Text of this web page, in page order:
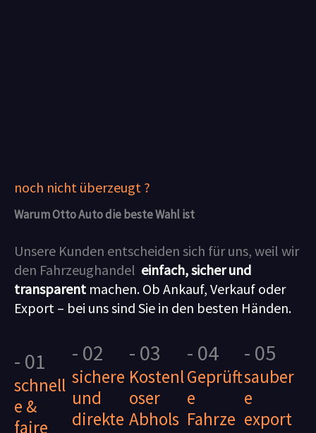
noch nicht überzeugt ?
Warum Otto Auto die beste Wahl ist
Unsere Kunden entscheiden sich für uns, weil wir
den Fahrzeughandel einfach, sicher und
transparent machen. Ob Ankauf, Verkauf oder
Export – bei uns sind Sie in den besten Händen.
- 01
schnell
e &
faire
- 02
sichere
und
direkte
- 03
Kostenl
oser
Abhols
- 04
Geprüft
e
Fahrze
- 05
sauber
e
export